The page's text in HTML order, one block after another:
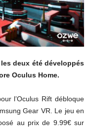
deux été développés
Oculus Home.
l’Oculus Rift débloque
Gear VR. Le jeu en
au prix de 9.99€ sur